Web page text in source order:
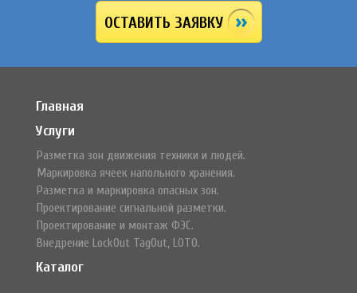
ОСТАВИТЬ ЗАЯВКУ
Главная
Услуги
Разметка зон движения техники и людей.
Маркировка ячеек напольного хранения.
Разметка и маркировка опасных зон.
Проектирование сигнальной разметки.
Проектирование и монтаж ФЭС.
Внедрение LockOut TagOut, LOTO.
Каталог